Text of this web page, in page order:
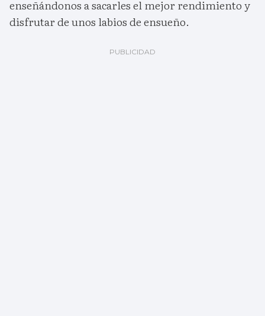
enseñándonos a sacarles el mejor rendimiento y
disfrutar de unos labios de ensueño.